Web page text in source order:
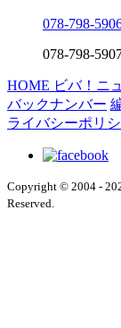
078-798-
078-798-
HOME ビバ！ニ
バックナンバー
ライバシーポリ
Copyright © 2004 -
Reserved.